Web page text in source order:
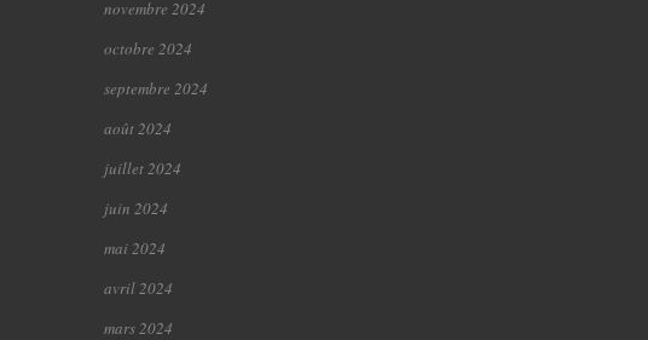
novembre 2024
octobre 2024
septembre 2024
août 2024
juillet 2024
juin 2024
mai 2024
avril 2024
mars 2024